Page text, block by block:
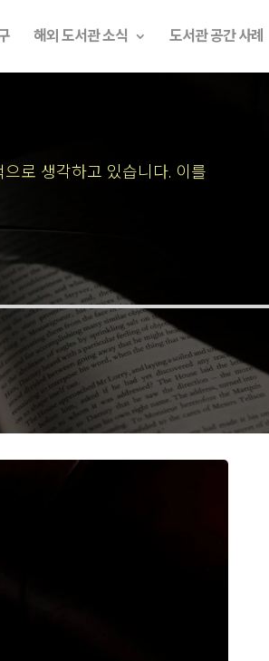
해외 도서관 소식 도서관 공간 사례
로 생각하고 있습니다. 이를